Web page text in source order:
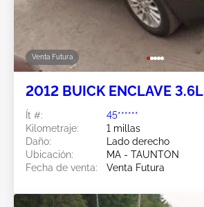
Venta Futura
2012 BUICK ENCLAVE 3.6L
Ít #:
45******
Kilometraje:
1 millas
Daño:
Lado derecho
Ubicación:
MA - TAUNTON
Fecha de venta:
Venta Futura